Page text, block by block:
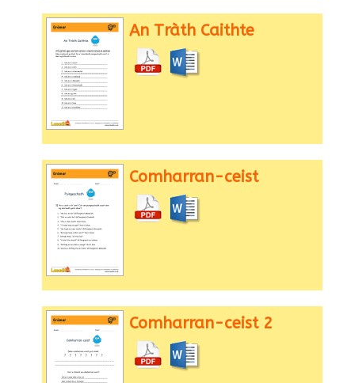
An Tràth Caithte
Comharran-ceist
Comharran-ceist 2